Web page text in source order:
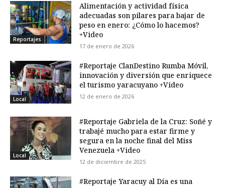
Reportajes
Alimentación y actividad física
adecuadas son pilares para bajar de
peso en enero: ¿Cómo lo hacemos?
+Video
17 de enero de 2026
Local
#Reportaje ClanDestino Rumba Móvil,
innovación y diversión que enriquece
el turismo yaracuyano +Video
12 de enero de 2026
Local
#Reportaje Gabriela de la Cruz: Soñé y
trabajé mucho para estar firme y
segura en la noche final del Miss
Venezuela +Video
12 de diciembre de 2025
#Reportaje Yaracuy al Día es una